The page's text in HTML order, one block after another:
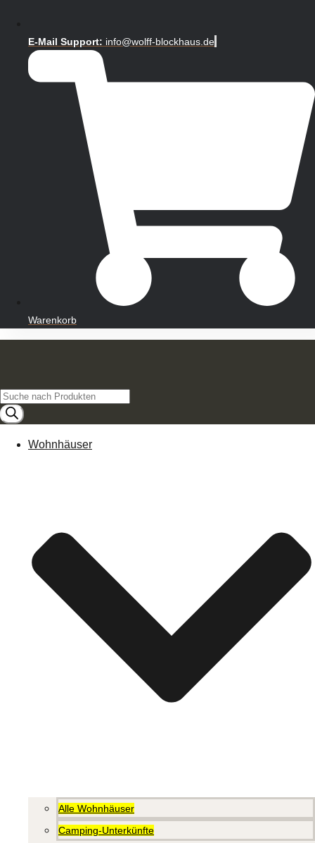
E-Mail Support: info@wolff-blockhaus.de
Warenkorb
Products
search
Wohnhäuser
Alle Wohnhäuser
Camping-Unterkünfte